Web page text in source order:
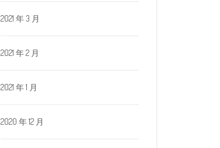
2021 年 3 月
2021 年 2 月
2021 年 1 月
2020 年 12 月